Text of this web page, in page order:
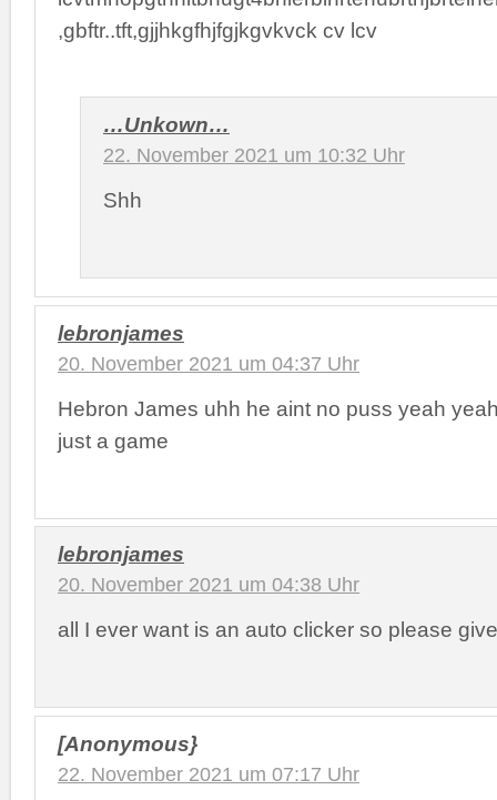
,gbftr..tft,gjjhkgfhjfgjkgvkvck cv lcv
…Unkown…
22. November 2021 um 10:32 Uhr
Shh
lebronjames
20. November 2021 um 04:37 Uhr
Hebron James uhh he aint no puss yeah
just a game
lebronjames
20. November 2021 um 04:38 Uhr
all I ever want is an auto clicker so please
[Anonymous}
22. November 2021 um 07:17 Uhr